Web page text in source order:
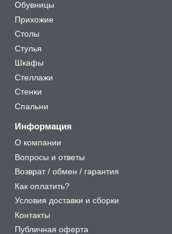
Обувницы
Прихожие
Столы
Стулья
Шкафы
Стеллажи
Стенки
Спальни
Информация
О компании
Вопросы и ответы
Возврат / обмен / гарантия
Как оплатить?
Условия доставки и сборки
Контакты
Публичная оферта